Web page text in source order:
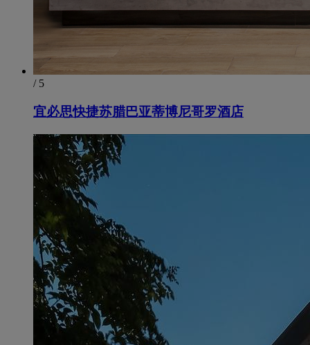
/ 5
宜必思快捷苏腊巴亚蒂博尼哥罗酒店